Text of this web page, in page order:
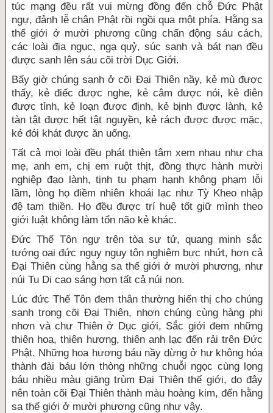
túc mạng đều rất vui mừng đồng đến chỗ Đức Phật
ngự, đảnh lễ chân Phật rồi ngồi qua một phía. Hằng sa
thế giới ở mười phương cũng chấn động sáu cách,
các loài địa ngục, ngạ quỷ, súc sanh và bát nạn đều
được sanh lên sáu cõi trời Dục Giới.
Bấy giờ chúng sanh ở cõi Đại Thiên nầy, kẻ mù được
thấy, kẻ điếc được nghe, kẻ câm được nói, kẻ điên
được tỉnh, kẻ loạn được định, kẻ bịnh được lành, kẻ
tàn tật được hết tật nguyền, kẻ rách được được mặc,
kẻ đói khát được ăn uống.
Tất cả mọi loài đều phát thiện tâm xem nhau như cha
mẹ, anh em, chị em ruột thịt, đồng thực hành mười
nghiệp đạo lành, tịnh tu phạm hạnh không phạm lỗi
lầm, lòng họ điềm nhiên khoái lạc như Tỳ Kheo nhập
đệ tam thiền. Họ đều được trí huệ tốt giữ mình theo
giới luật không làm tổn não kẻ khác.
Đức Thế Tôn ngự trên tòa sư tử, quang minh sắc
tướng oai đức nguy nguy tôn nghiêm bực nhứt, hơn cả
Đại Thiên cùng hằng sa thế giới ở mười phương, như
núi Tu Di cao sáng hơn tất cả núi non.
Lúc đức Thế Tôn đem thân thường hiển thị cho chúng
sanh trong cõi Đại Thiên, nhơn chúng cùng hàng phi
nhơn và chư Thiên ở Dục giới, Sắc giới đem những
thiên hoa, thiên hương, thiên anh lạc đến rải trên Đức
Phật. Những hoa hương báu nầy dừng ở hư không hóa
thành đài báu lớn thòng những chuỗi ngọc cùng lọng
báu nhiều màu giăng trùm Đại Thiên thế giới, do đây
nên toàn cõi Đại Thiên thành màu hoàng kim, đến hằng
sa thế giới ở mười phương cũng như vậy.